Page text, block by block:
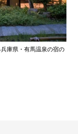
庫県・有馬温泉の宿の